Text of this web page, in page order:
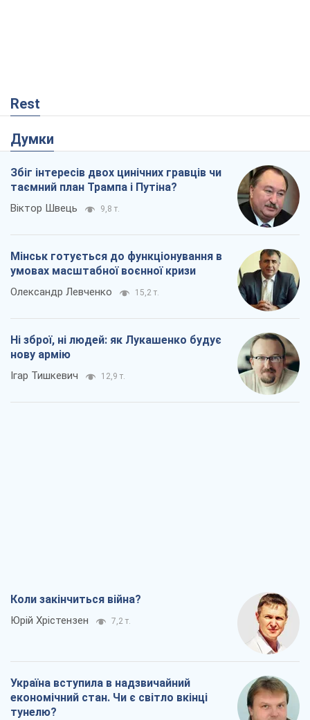
Rest
Думки
Збіг інтересів двох цинічних гравців чи
таємний план Трампа і Путіна?
Віктор Швець 9,8 т.
Мінськ готується до функціонування в
умовах масштабної воєнної кризи
Олександр Левченко 15,2 т.
Ні зброї, ні людей: як Лукашенко будує
нову армію
Ігар Тишкевич 12,9 т.
Коли закінчиться війна?
Юрій Хрістензен 7,2 т.
Україна вступила в надзвичайний
економічний стан. Чи є світло вкінці
тунелю?